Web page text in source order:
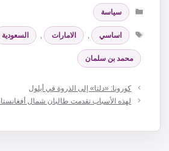
التصنيفات
سياسة
الوسوم
اساسي الامارات السعودية
محمد بن سلمان
كورونا: «دلتا» إلى الذروة في أيلول
لهذه الأسباب تقدمت طالبان شمال